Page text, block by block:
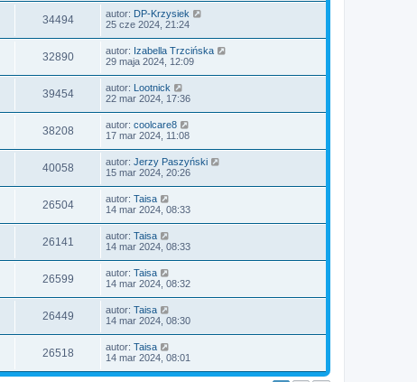
34494 autor: DP-Krzysiek
25 cze 2024, 21:24
32890 autor: Izabella Trzcińska
29 maja 2024, 12:09
39454 autor: Lootnick
22 mar 2024, 17:36
38208 autor: coolcare8
17 mar 2024, 11:08
40058 autor: Jerzy Paszyński
15 mar 2024, 20:26
26504 autor: Taisa
14 mar 2024, 08:33
26141 autor: Taisa
14 mar 2024, 08:33
26599 autor: Taisa
14 mar 2024, 08:32
26449 autor: Taisa
14 mar 2024, 08:30
26518 autor: Taisa
14 mar 2024, 08:01